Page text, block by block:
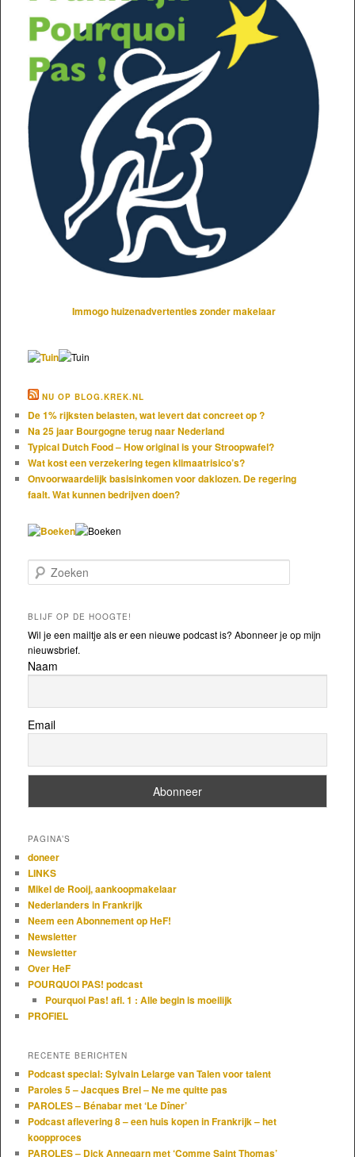
Immogo huizenadvertenties zonder makelaar
NU OP BLOG.KREK.NL
De 1% rijksten belasten, wat levert dat concreet op ?
Na 25 jaar Bourgogne terug naar Nederland
Typical Dutch Food – How original is your Stroopwafel?
Wat kost een verzekering tegen klimaatrisico’s?
Onvoorwaardelijk basisinkomen voor daklozen. De regering
faalt. Wat kunnen bedrijven doen?
Zoeken
BLIJF OP DE HOOGTE!
Wil je een mailtje als er een nieuwe podcast is? Abonneer je op mijn
nieuwsbrief.
Naam
Email
PAGINA’S
doneer
LINKS
Mikel de Rooij, aankoopmakelaar
Nederlanders in Frankrijk
Neem een Abonnement op HeF!
Newsletter
Newsletter
Over HeF
POURQUOI PAS! podcast
Pourquoi Pas! afl. 1 : Alle begin is moeilijk
PROFIEL
RECENTE BERICHTEN
Podcast special: Sylvain Lelarge van Talen voor talent
Paroles 5 – Jacques Brel – Ne me quitte pas
PAROLES – Bénabar met ‘Le Dîner’
Podcast aflevering 8 – een huis kopen in Frankrijk – het
koopproces
PAROLES – Dick Annegarn met ‘Comme Saint Thomas’